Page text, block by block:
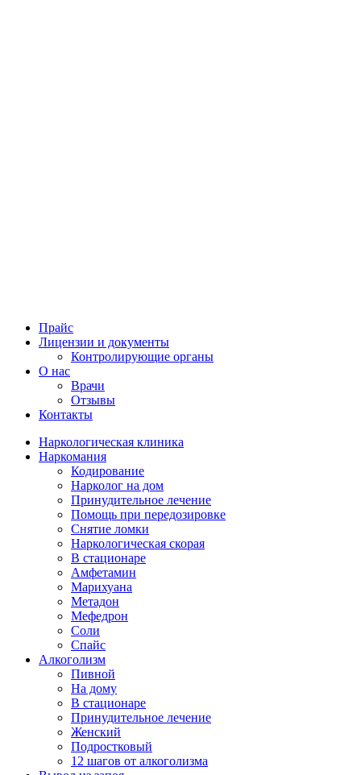
Прайс
Лицензии и документы
Контролирующие органы
О нас
Врачи
Отзывы
Контакты
Наркологическая клиника
Наркомания
Кодирование
Нарколог на дом
Принудительное лечение
Помощь при передозировке
Снятие ломки
Наркологическая скорая
В стационаре
Амфетамин
Марихуана
Метадон
Мефедрон
Соли
Спайс
Алкоголизм
Пивной
На дому
В стационаре
Принудительное лечение
Женский
Подростковый
12 шагов от алкоголизма